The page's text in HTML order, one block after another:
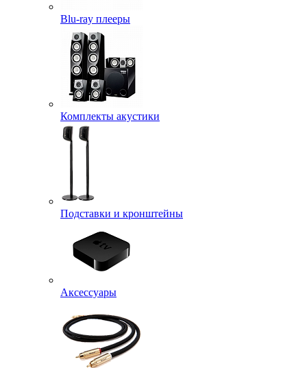
Blu-ray плееры
Комплекты акустики
Подставки и кронштейны
Аксессуары